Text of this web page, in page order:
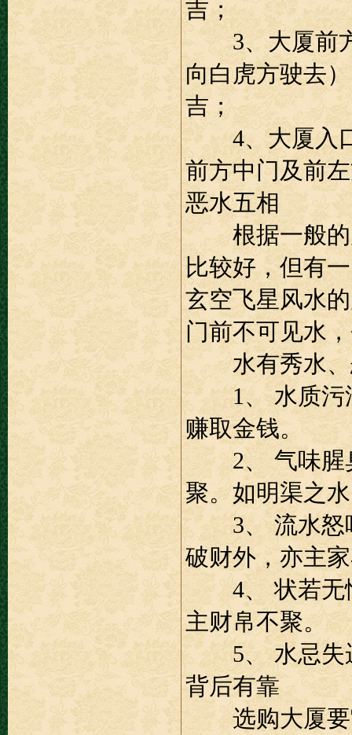
吉；
3、大厦前方
向白虎方驶去
吉；
4、大厦入口
前方中门及前
恶水五相
根据一般的原
比较好，但有
玄空飞星风水
门前不可见水
水有秀水、
1、 水质污浊
赚取金钱。
2、 气味腥臭
聚。如明渠之
3、 流水怒吼
破财外，亦主
4、 状若无情
主财帛不聚。
5、 水忌失运
背后有靠
选购大厦要它